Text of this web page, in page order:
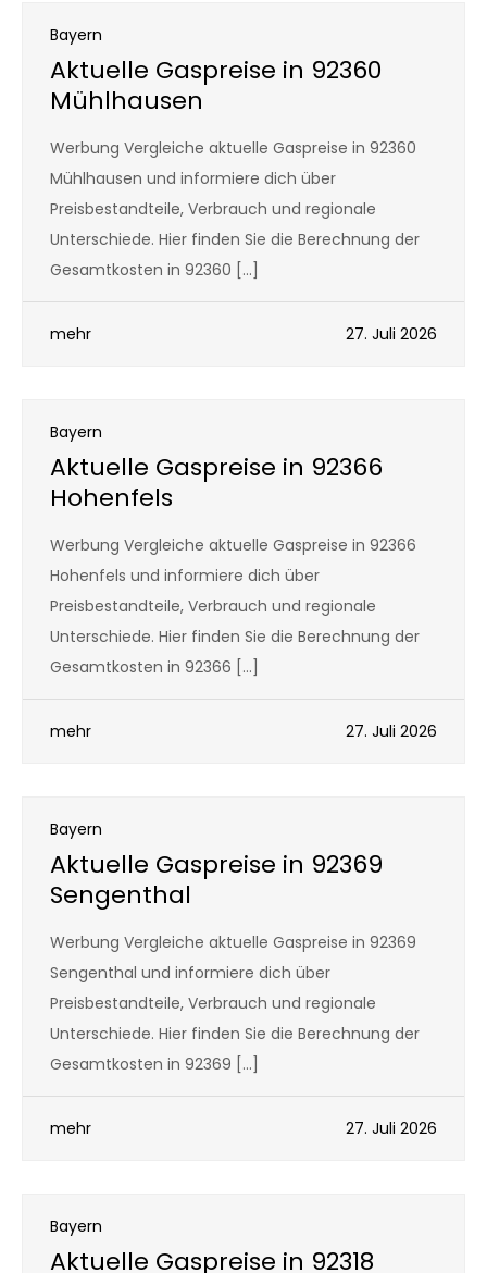
Bayern
Aktuelle Gaspreise in 92360
Mühlhausen
Werbung Vergleiche aktuelle Gaspreise in 92360
Mühlhausen und informiere dich über
Preisbestandteile, Verbrauch und regionale
Unterschiede. Hier finden Sie die Berechnung der
Gesamtkosten in 92360 […]
mehr 27. Juli 2026
Bayern
Aktuelle Gaspreise in 92366
Hohenfels
Werbung Vergleiche aktuelle Gaspreise in 92366
Hohenfels und informiere dich über
Preisbestandteile, Verbrauch und regionale
Unterschiede. Hier finden Sie die Berechnung der
Gesamtkosten in 92366 […]
mehr 27. Juli 2026
Bayern
Aktuelle Gaspreise in 92369
Sengenthal
Werbung Vergleiche aktuelle Gaspreise in 92369
Sengenthal und informiere dich über
Preisbestandteile, Verbrauch und regionale
Unterschiede. Hier finden Sie die Berechnung der
Gesamtkosten in 92369 […]
mehr 27. Juli 2026
Bayern
Aktuelle Gaspreise in 92318